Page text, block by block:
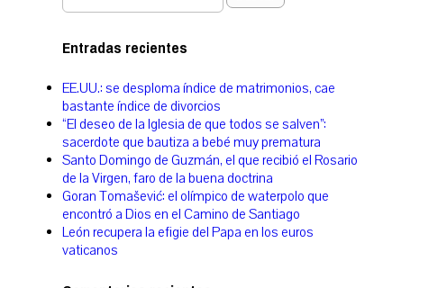
Entradas recientes
EE.UU.: se desploma índice de matrimonios, cae
bastante índice de divorcios
“El deseo de la Iglesia de que todos se salven”:
sacerdote que bautiza a bebé muy prematura
Santo Domingo de Guzmán, el que recibió el Rosario
de la Virgen, faro de la buena doctrina
Goran Tomašević: el olímpico de waterpolo que
encontró a Dios en el Camino de Santiago
León recupera la efigie del Papa en los euros
vaticanos